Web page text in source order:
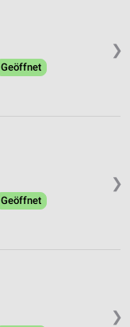
❯
Geöffnet
❯
Geöffnet
❯